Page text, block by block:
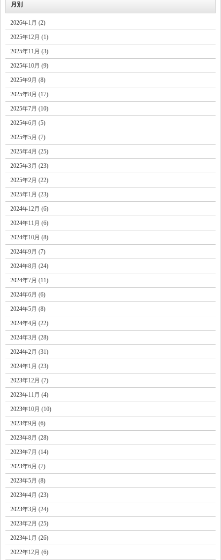
月別
2026年1月 (2)
2025年12月 (1)
2025年11月 (3)
2025年10月 (9)
2025年9月 (8)
2025年8月 (17)
2025年7月 (10)
2025年6月 (5)
2025年5月 (7)
2025年4月 (25)
2025年3月 (23)
2025年2月 (22)
2025年1月 (23)
2024年12月 (6)
2024年11月 (6)
2024年10月 (8)
2024年9月 (7)
2024年8月 (24)
2024年7月 (11)
2024年6月 (6)
2024年5月 (8)
2024年4月 (22)
2024年3月 (28)
2024年2月 (31)
2024年1月 (23)
2023年12月 (7)
2023年11月 (4)
2023年10月 (10)
2023年9月 (6)
2023年8月 (28)
2023年7月 (14)
2023年6月 (7)
2023年5月 (8)
2023年4月 (23)
2023年3月 (24)
2023年2月 (25)
2023年1月 (26)
2022年12月 (6)